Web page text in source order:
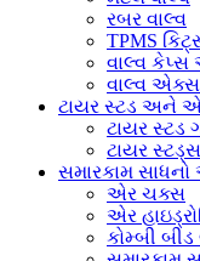
રબર વાલ્વ
TPMS
વાલ્વ કેપ્સ
વાલ્વ
ટાયર સ્ટડ અને
ટાયર
ટાયર સ્ટડ્સ
સમારકામ
એર ચક્સ
એર
કોમ્બી